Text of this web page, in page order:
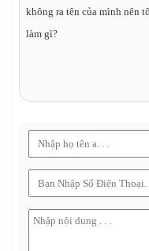
không ra tên của mình nên
làm gì?